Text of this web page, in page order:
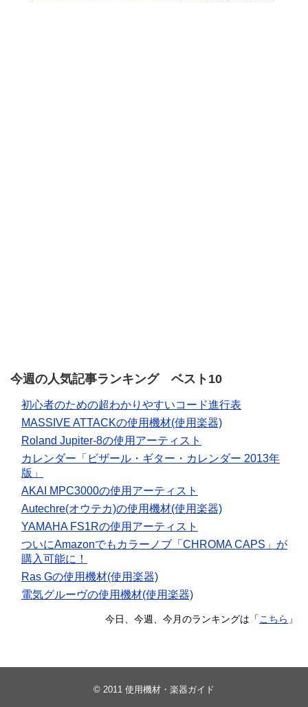
今週の人気記事ランキング ベスト10
初心者のための超わかりやすいコード進行表
MASSIVE ATTACKの使用機材(使用楽器)
Roland Jupiter-8の使用アーティスト
カレンダー「ビザール・ギター・カレンダー 2013年
版」
AKAI MPC3000の使用アーティスト
Autechre(オウテカ)の使用機材(使用楽器)
YAMAHA FS1Rの使用アーティスト
ついにAmazonでもカラーノブ「CHROMA CAPS」が
購入可能に！
Ras Gの使用機材(使用楽器)
電気グルーヴの使用機材(使用楽器)
今日、今週、今月のランキングは「 こちら 」
© 2011 使用機材・楽器ガイド